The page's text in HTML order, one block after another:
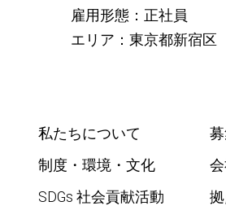
雇用形態：正社員
エリア：東京都新宿区
私たちについて
制度・環境・文化
SDGs 社会貢献活動